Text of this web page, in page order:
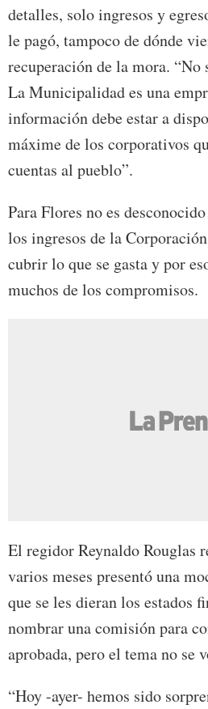
detalles, solo ingresos y
le pagó, tampoco de dónde
recuperación de la mora. “No
La Municipalidad es una
información debe estar a
máxime de los corporativos
cuentas al pueblo”.
Para Flores no es
los ingresos de la
cubrir lo que se gasta y por
muchos de los compromisos.
El regidor Reynaldo Rouglas
varios meses presentó una
que se les dieran los estados
nombrar una comisión para
aprobada, pero el tema no se
“Hoy -ayer- hemos sido